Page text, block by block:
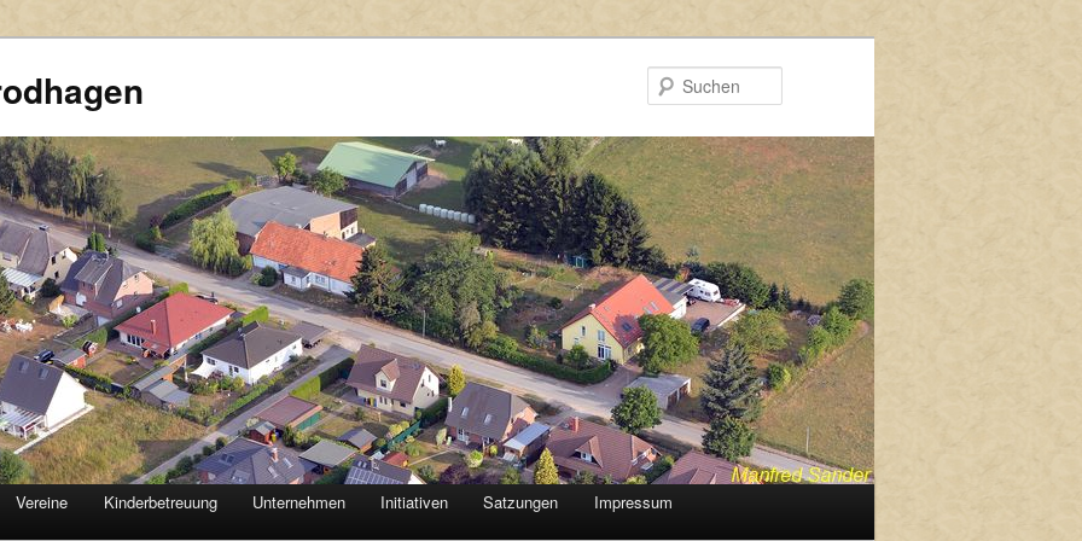
Vereine Kinderbetreuung Unternehmen Initiativen Satzungen Impressum